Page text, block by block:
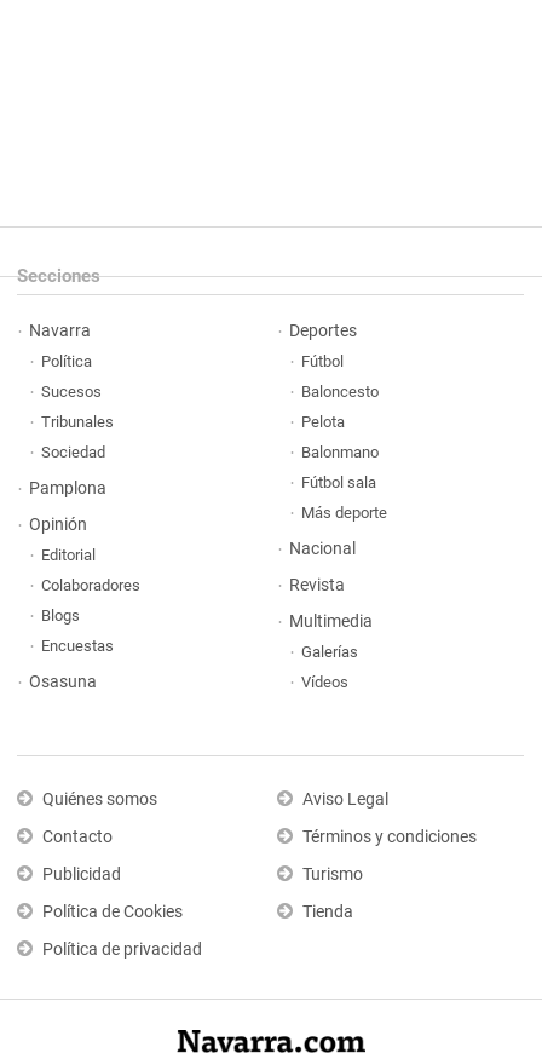
Secciones
Navarra
Política
Sucesos
Tribunales
Sociedad
Pamplona
Opinión
Editorial
Colaboradores
Blogs
Encuestas
Osasuna
Deportes
Fútbol
Baloncesto
Pelota
Balonmano
Fútbol sala
Más deporte
Nacional
Revista
Multimedia
Galerías
Vídeos
Quiénes somos
Contacto
Publicidad
Política de Cookies
Política de privacidad
Aviso Legal
Términos y condiciones
Turismo
Tienda